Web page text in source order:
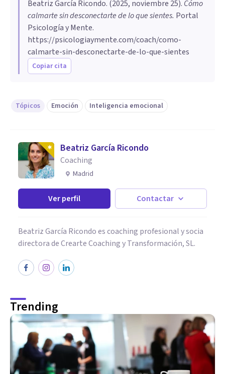
Beatriz García Ricondo. (2025, noviembre 25). Cómo
calmarte sin desconectarte de lo que sientes. Portal
Psicología y Mente.
https://psicologiaymente.com/coach/como-
calmarte-sin-desconectarte-de-lo-que-sientes
Copiar cita
Tópicos Emoción Inteligencia emocional
Beatriz García Ricondo
Coaching
Madrid
Ver perfil Contactar
Beatriz García Ricondo es coaching profesional y socia
directora de Crearte Coaching y Transformación, SL.
Trending